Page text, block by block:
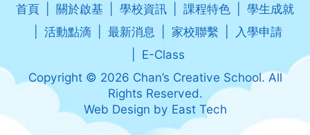
首頁 關於啟基 學校資訊 課程特色
學生成就
活動點滴
最新消息 家校聯繫
入學申請
E-Class
Copyright © 2026 Chan’s Creative School. All
Rights Reserved.
Web Design by East Tech